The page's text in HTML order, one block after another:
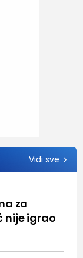
Vidi sve
za
nije igrao